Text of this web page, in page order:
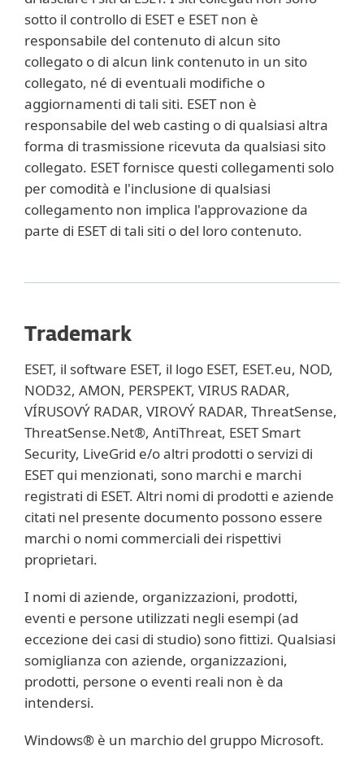
sotto il controllo di ESET e ESET non è
responsabile del contenuto di alcun sito
collegato o di alcun link contenuto in un sito
collegato, né di eventuali modifiche o
aggiornamenti di tali siti. ESET non è
responsabile del web casting o di qualsiasi altra
forma di trasmissione ricevuta da qualsiasi sito
collegato. ESET fornisce questi collegamenti solo
per comodità e l'inclusione di qualsiasi
collegamento non implica l'approvazione da
parte di ESET di tali siti o del loro contenuto.
Trademark
ESET, il software ESET, il logo ESET, ESET.eu, NOD,
NOD32, AMON, PERSPEKT, VIRUS RADAR,
VÍRUSOVÝ RADAR, VIROVÝ RADAR, ThreatSense,
ThreatSense.Net®, AntiThreat, ESET Smart
Security, LiveGrid e/o altri prodotti o servizi di
ESET qui menzionati, sono marchi e marchi
registrati di ESET. Altri nomi di prodotti e aziende
citati nel presente documento possono essere
marchi o nomi commerciali dei rispettivi
proprietari.
I nomi di aziende, organizzazioni, prodotti,
eventi e persone utilizzati negli esempi (ad
eccezione dei casi di studio) sono fittizi. Qualsiasi
somiglianza con aziende, organizzazioni,
prodotti, persone o eventi reali non è da
intendersi.
Windows® è un marchio del gruppo Microsoft.